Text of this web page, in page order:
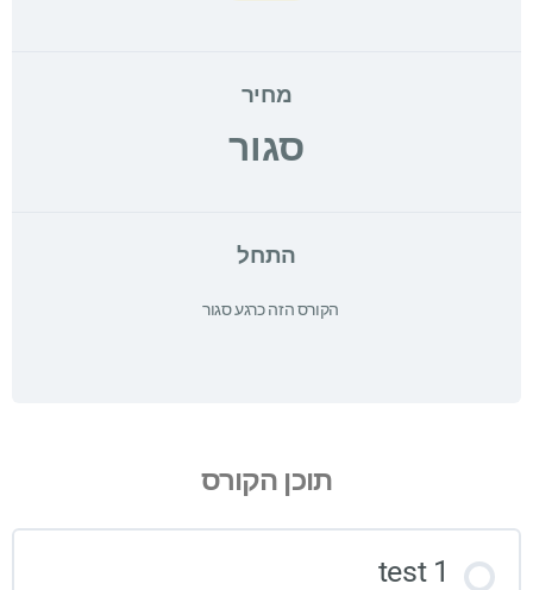
מחיר
סגור
התחל
הקורס הזה כרגע סגור
תוכן הקורס
test 1